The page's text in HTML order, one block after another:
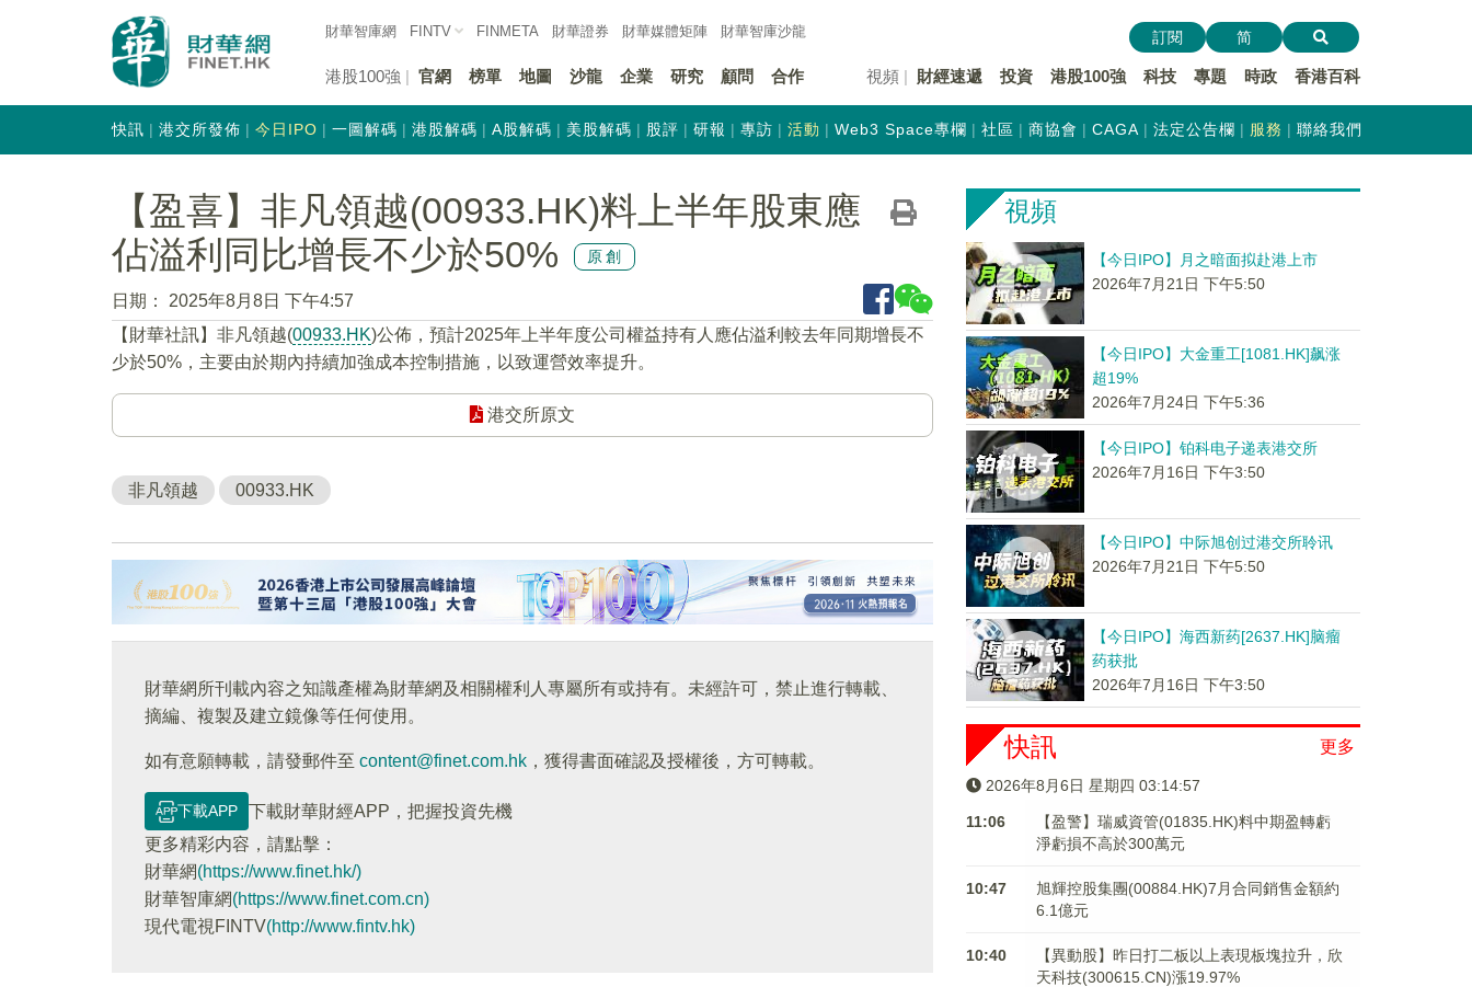
財華智庫網 FINTV FINMETA 財華證券 財華媒體矩陣 財華智庫沙龍
港股100強 官網 榜單 地圖 沙龍 企業 研究 顧問 合作 視頻 財經速遞 投資 港股100強 科技 專題 時政 香港百科
訂閱 简
快訊 港交所發佈 今日IPO 一圖解碼 港股解碼 A股解碼 美股解碼 股評 研報 專訪 活動 Web3 Space專欄 社區 商協會 CAGA 法定公告欄 服務 聯絡我們
【盈喜】非凡領越(00933.HK)料上半年股東應
佔溢利同比增長不少於50%
原創
日期：
2025年8月8日 下午4:57
【財華社訊】非凡領越(00933.HK)公佈，預計2025年上半年度公司權益持有人應佔溢利較去年同期增長不
少於50%，主要由於期內持續加強成本控制措施，以致運營效率提升。
港交所原文
非凡領越 00933.HK
財華網所刊載內容之知識產權為財華網及相關權利人專屬所有或持有。未經許可，禁止進行轉載、
摘編、複製及建立鏡像等任何使用。
如有意願轉載，請發郵件至 content@finet.com.hk ，獲得書面確認及授權後，方可轉載。
下載APP
下載財華財經APP，把握投資先機
更多精彩内容，請點擊：
財華網(https://www.finet.hk/)
財華智庫網(https://www.finet.com.cn)
現代電視FINTV(http://www.fintv.hk)
視頻
【今日IPO】月之暗面拟赴港上市
2026年7月21日 下午5:50
【今日IPO】大金重工[1081.HK]飙涨
超19%
2026年7月24日 下午5:36
【今日IPO】铂科电子递表港交所
2026年7月16日 下午3:50
【今日IPO】中际旭创过港交所聆讯
2026年7月21日 下午5:50
【今日IPO】海西新药[2637.HK]脑瘤
药获批
2026年7月16日 下午3:50
更多
快訊
2026年8月6日 星期四 03:14:57
11:06
【盈警】瑞威資管(01835.HK)料中期盈轉虧
淨虧損不高於300萬元
10:47
旭輝控股集團(00884.HK)7月合同銷售金額約
6.1億元
10:40
【異動股】昨日打二板以上表現板塊拉升，欣
天科技(300615.CN)漲19.97%